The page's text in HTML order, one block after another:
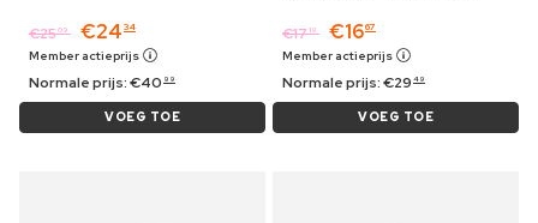
€2509 €24 34
Member actieprijs
Normale prijs:€40 99
VOEG TOE
€1719 €1667
Member actieprijs
Normale prijs:€29 49
VOEG TOE